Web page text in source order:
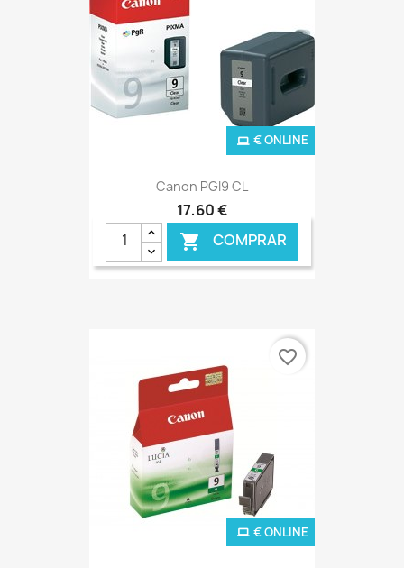
Canon PGI9 CL
17,60 €
 COMPRAR
€ ONLINE
€ ONLINE
favorite_border